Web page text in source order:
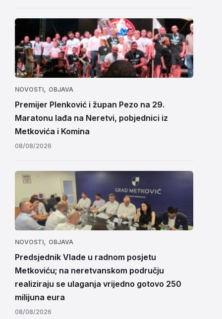
NOVOSTI, OBJAVA
Premijer Plenković i župan Pezo na 29.
Maratonu lađa na Neretvi, pobjednici iz
Metkovića i Komina
08/08/2026
NOVOSTI, OBJAVA
Predsjednik Vlade u radnom posjetu
Metkoviću; na neretvanskom području
realiziraju se ulaganja vrijedno gotovo 250
milijuna eura
08/08/2026